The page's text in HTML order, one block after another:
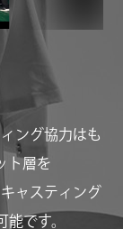
ング協力はも
ト層を
ャスティング
です。